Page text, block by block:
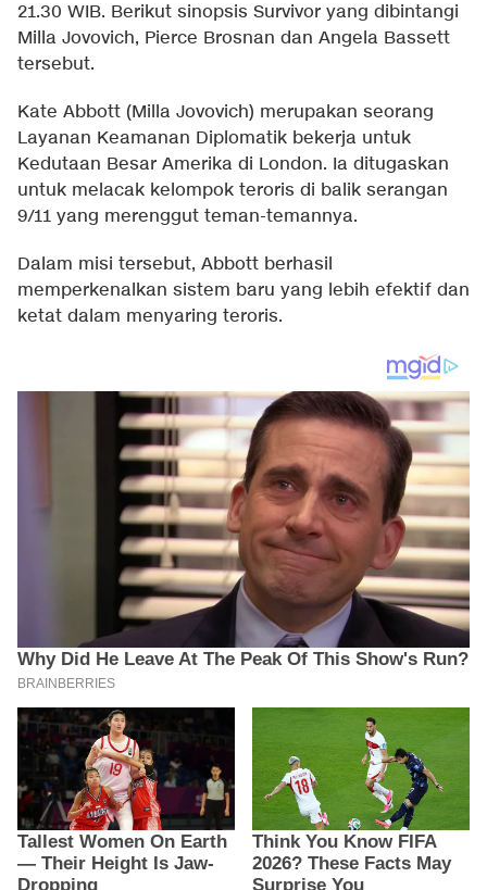
21.30 WIB. Berikut sinopsis Survivor yang dibintangi
Milla Jovovich, Pierce Brosnan dan Angela Bassett
tersebut.
Kate Abbott (Milla Jovovich) merupakan seorang
Layanan Keamanan Diplomatik bekerja untuk
Kedutaan Besar Amerika di London. Ia ditugaskan
untuk melacak kelompok teroris di balik serangan
9/11 yang merenggut teman-temannya.
Dalam misi tersebut, Abbott berhasil
memperkenalkan sistem baru yang lebih efektif dan
ketat dalam menyaring teroris.